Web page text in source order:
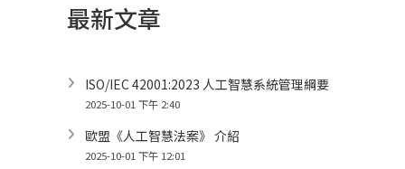
最新文章
ISO/IEC 42001:2023 人工智慧系統管理綱要
2025-10-01 下午 2:40
歐盟《人工智慧法案》 介紹
2025-10-01 下午 12:01